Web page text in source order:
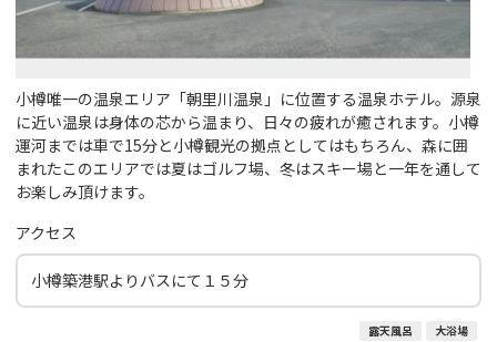
小樽唯一の温泉エリア「朝里川温泉」に位置する温泉ホテル。源泉
に近い温泉は身体の芯から温まり、日々の疲れが癒されます。小樽
運河までは車で15分と小樽観光の拠点としてはもちろん、森に囲
まれたこのエリアでは夏はゴルフ場、冬はスキー場と一年を通して
お楽しみ頂けます。
アクセス
小樽築港駅よりバスにて１５分
露天風呂 大浴場